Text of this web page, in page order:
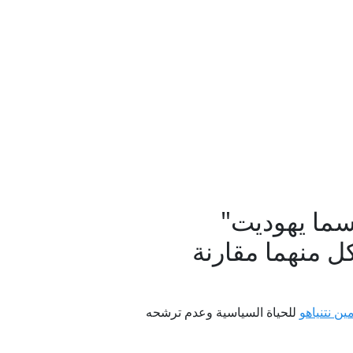
برية إلى طهران
يهوديت"
منهما مقارنة
نتنياهو للحياة السياسية وعدم ترشحه